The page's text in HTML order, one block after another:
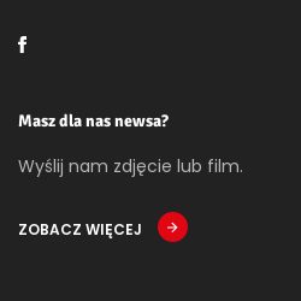
Masz dla nas newsa?
Wyślij nam zdjęcie lub film.
ZOBACZ WIĘCEJ